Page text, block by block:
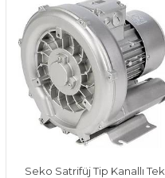
Seko Satrifüj Tip Kanallı Tek